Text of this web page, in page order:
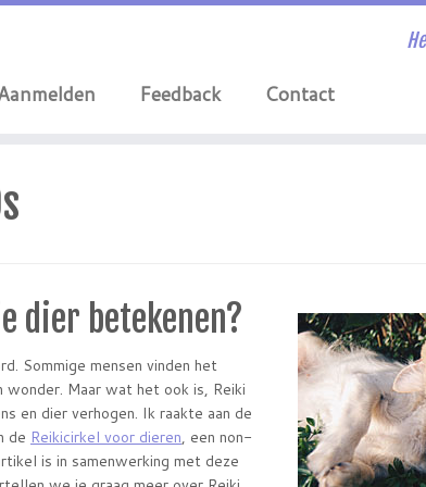
Feedback Contact
dier betekenen?
Sommige mensen vinden het
Maar wat het ook is, Reiki
en dier verhogen. Ik raakte aan de
de Reikicirkel voor dieren, een non-
is in samenwerking met deze